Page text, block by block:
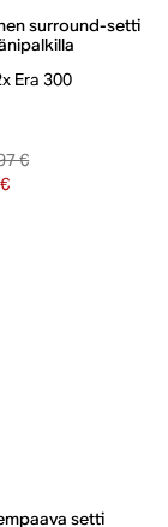
surround-setti
Era 300
€
setti